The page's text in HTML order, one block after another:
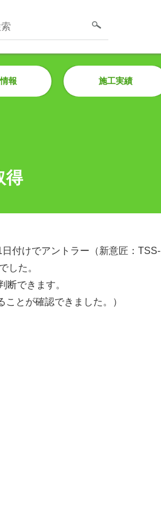
報 施工実績
得
付けでアントラー（新意匠：TSS-
した。
できます。
とが確認できました。）